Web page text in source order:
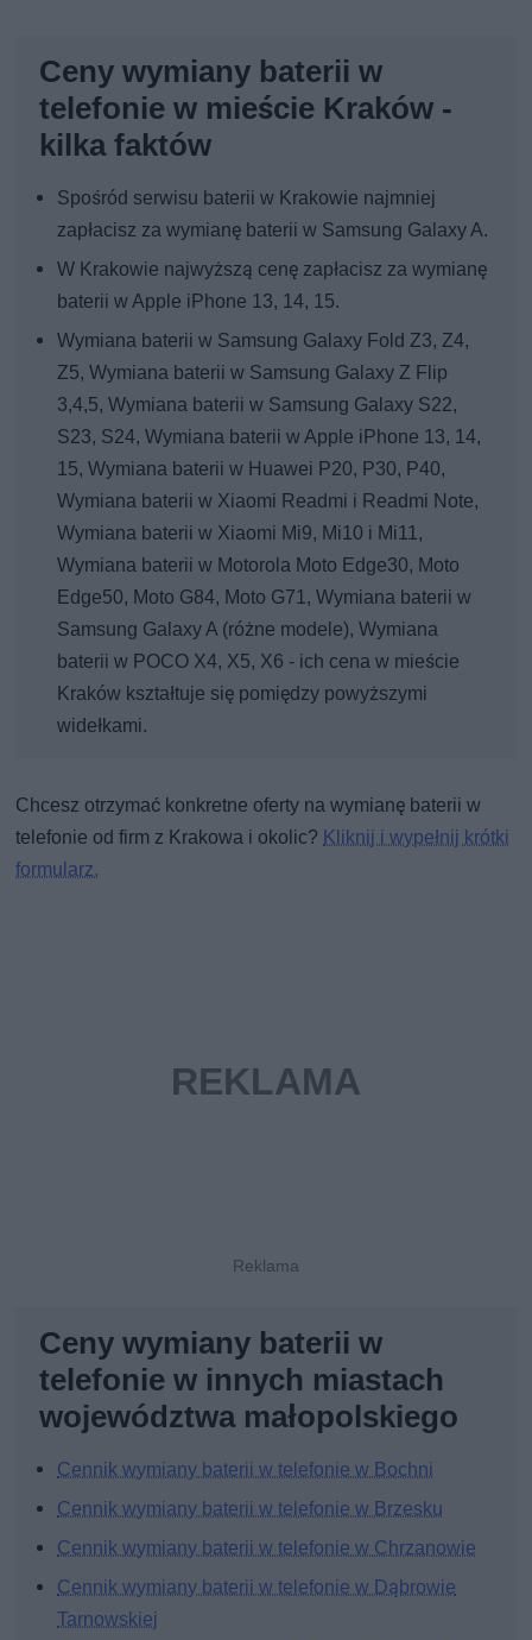
Ceny wymiany baterii w
telefonie w mieście Kraków -
kilka faktów
Spośród serwisu baterii w Krakowie najmniej
zapłacisz za wymianę baterii w Samsung Galaxy A.
W Krakowie najwyższą cenę zapłacisz za wymianę
baterii w Apple iPhone 13, 14, 15.
Wymiana baterii w Samsung Galaxy Fold Z3, Z4,
Z5, Wymiana baterii w Samsung Galaxy Z Flip
3,4,5, Wymiana baterii w Samsung Galaxy S22,
S23, S24, Wymiana baterii w Apple iPhone 13, 14,
15, Wymiana baterii w Huawei P20, P30, P40,
Wymiana baterii w Xiaomi Readmi i Readmi Note,
Wymiana baterii w Xiaomi Mi9, Mi10 i Mi11,
Wymiana baterii w Motorola Moto Edge30, Moto
Edge50, Moto G84, Moto G71, Wymiana baterii w
Samsung Galaxy A (różne modele), Wymiana
baterii w POCO X4, X5, X6 - ich cena w mieście
Kraków kształtuje się pomiędzy powyższymi
widełkami.
Chcesz otrzymać konkretne oferty na wymianę baterii w
telefonie od firm z Krakowa i okolic? Kliknij i wypełnij krótki
formularz.
Ceny wymiany baterii w
telefonie w innych miastach
województwa małopolskiego
Cennik wymiany baterii w telefonie w Bochni
Cennik wymiany baterii w telefonie w Brzesku
Cennik wymiany baterii w telefonie w Chrzanowie
Cennik wymiany baterii w telefonie w Dąbrowie
Tarnowskiej